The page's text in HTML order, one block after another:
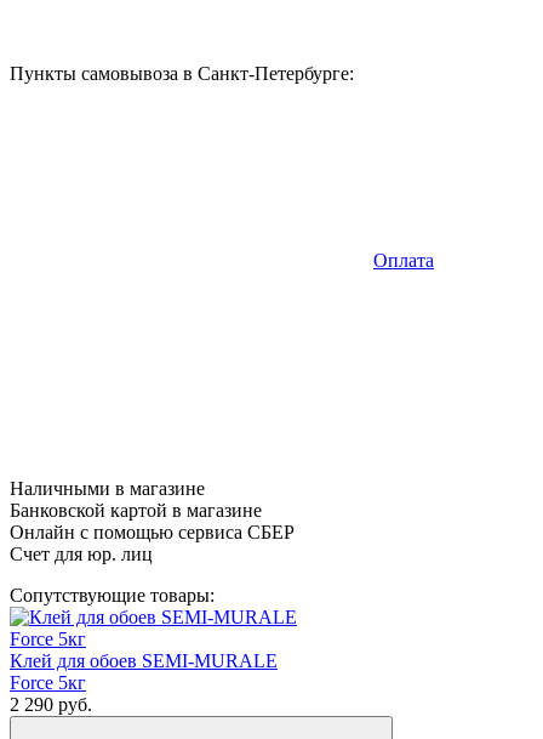
Пункты самовывоза в Санкт-Петербурге:
Оплата
Наличными в магазине
Банковской картой в магазине
Онлайн с помощью сервиса СБЕР
Счет для юр. лиц
Сопутствующие товары:
Клей для обоев SEMI-MURALE
Force 5кг
2 290 руб.